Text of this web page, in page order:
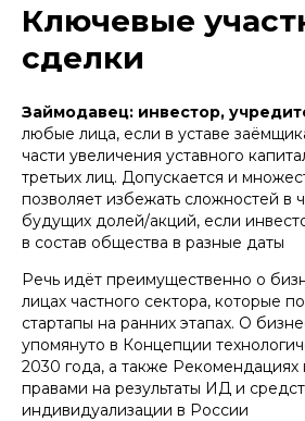
Ключевые
сделки
Займодавец: инвестор,
любые лица, если в уставе
части увеличения уставного
третьих лиц. Допускается и
позволяет избежать сложностей в
будущих долей/акций, если
в состав общества в разные даты
Речь идёт преимущественно о
лицах частного сектора, которые
стартапы на ранних этапах. О
упомянуто в Концепции
2030 года, а также Рекомендациях
правами на результаты ИД и
индивидуализации в России